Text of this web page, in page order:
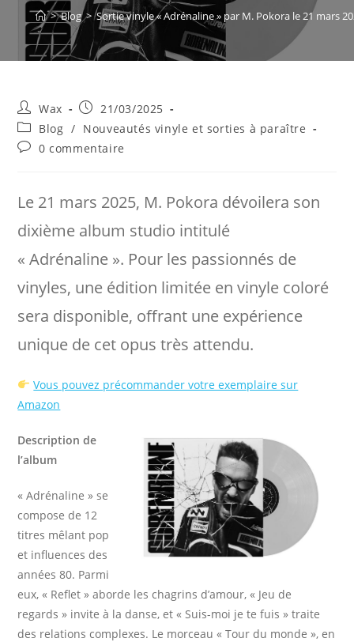
> Blog > Sortie vinyle « Adrénaline » par M. Pokora le 21 mars
Auteur/autrice
de
la
publication :
Wax
Publication
publiée :
21/03/2025
Post
category:
Blog / Nouveautés vinyle et sorties à paraître
Commentaires
0 commentaire
Le 21 mars 2025, M. Pokora dévoilera son
dixième album studio intitulé
« Adrénaline ». Pour les passionnés de
vinyles, une édition limitée en vinyle coloré
sera disponible, offrant une expérience
unique de cet opus très attendu.​
Vous pouvez précommander votre exemplaire sur
Amazon
Description de
l’album
« Adrénaline » se
compose de 12
titres mêlant pop
et influences des
années 80. Parmi
eux, « Reflet » aborde les chagrins d’amour, « Jeu de
regards » invite à la danse, et « Suis-moi je te fuis » traite
des relations complexes. Le morceau « Tour du monde », en